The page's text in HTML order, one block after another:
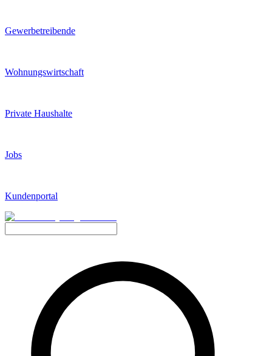
Gewerbetreibende
Wohnungswirtschaft
Private Haushalte
Jobs
Kundenportal